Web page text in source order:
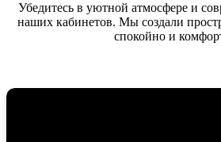
Убедитесь в уютной атмосфере и
наших кабинетов. Мы создали
спокойно и